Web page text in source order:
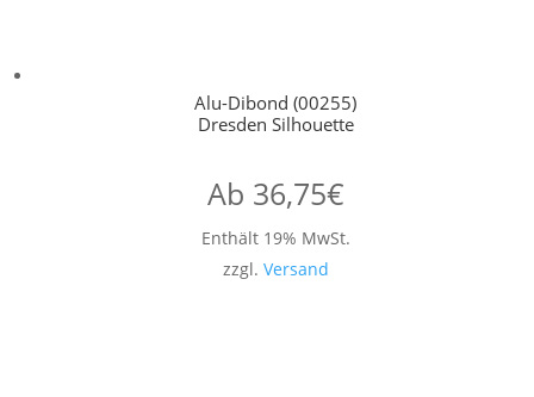
Alu-Dibond (00255)
Dresden Silhouette
Ab 36,75€
Enthält 19% MwSt.
zzgl. Versand